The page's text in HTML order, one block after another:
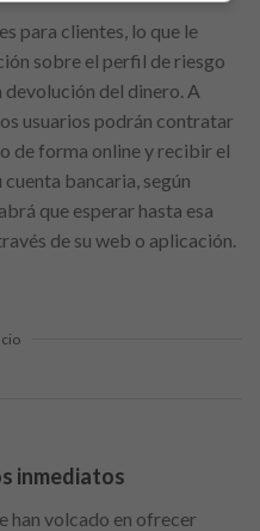
para clientes, lo que le
sobre el perfil de riesgo
devolución del dinero. A
usuarios podrán contratar
de forma online y recibir el
bancaria, según
que esperar hasta esa
de su web o aplicación.
inmediatos
han volcado en ofrecer